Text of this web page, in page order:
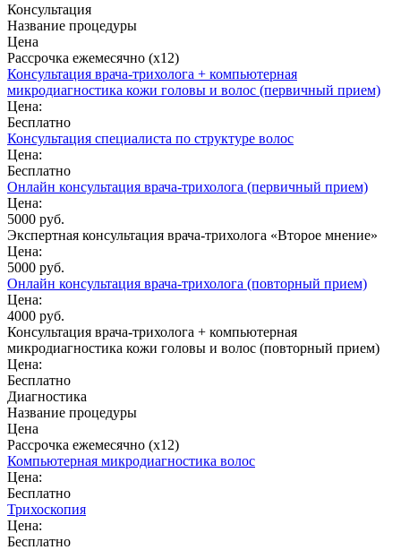
Консультация
Название процедуры
Цена
Рассрочка ежемесячно (x12)
Консультация врача-трихолога + компьютерная
микродиагностика кожи головы и волос (первичный прием)
Цена:
Бесплатно
Консультация специалиста по структуре волос
Цена:
Бесплатно
Онлайн консультация врача-трихолога (первичный прием)
Цена:
5000 руб.
Экспертная консультация врача-трихолога «Второе мнение»
Цена:
5000 руб.
Онлайн консультация врача-трихолога (повторный прием)
Цена:
4000 руб.
Консультация врача-трихолога + компьютерная
микродиагностика кожи головы и волос (повторный прием)
Цена:
Бесплатно
Диагностика
Название процедуры
Цена
Рассрочка ежемесячно (x12)
Компьютерная микродиагностика волос
Цена:
Бесплатно
Трихоскопия
Цена:
Бесплатно